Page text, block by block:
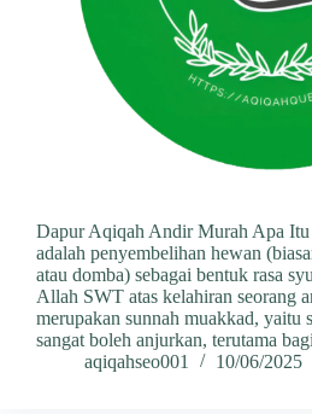
Dapur Aqiqah Andir Murah Apa
adalah penyembelihan hewan
atau domba) sebagai bentuk rasa
Allah SWT atas kelahiran seorang
merupakan sunnah muakkad, yaitu
sangat boleh anjurkan, terutama
aqiqahseo001
10/06/2025